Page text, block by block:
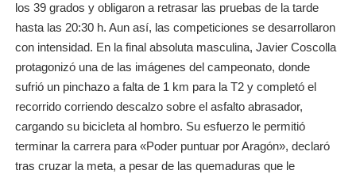
los 39 grados y obligaron a retrasar las pruebas de la tarde
hasta las 20:30 h. Aun así, las competiciones se desarrollaron
con intensidad. En la final absoluta masculina, Javier Coscolla
protagonizó una de las imágenes del campeonato, donde
sufrió un pinchazo a falta de 1 km para la T2 y completó el
recorrido corriendo descalzo sobre el asfalto abrasador,
cargando su bicicleta al hombro. Su esfuerzo le permitió
terminar la carrera para «Poder puntuar por Aragón», declaró
tras cruzar la meta, a pesar de las quemaduras que le